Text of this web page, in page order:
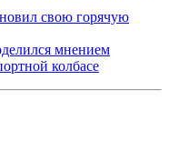
свою горячую
мнением
колбасе